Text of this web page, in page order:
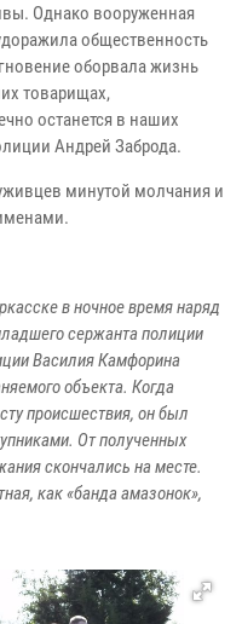
Однако вооруженная
общественность
оборвала жизнь
товарищах,
останется в наших
Андрей Заброда.
минутой молчания и
в ночное время наряд
сержанта полиции
Василия Камфорина
объекта. Когда
происшествия, он был
От полученных
скончались на месте.
как «банда амазонок»,